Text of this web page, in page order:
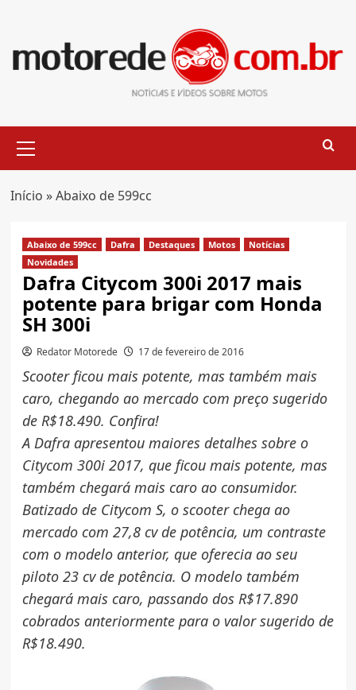
content
Menu
Início »Abaixo de 599cc
Abaixo de 599cc Dafra Destaques Motos
Notícias
Novidades
Dafra Citycom 300i 2017 mais
potente para brigar com Honda
SH 300i
Redator Motorede 17 de fevereiro de 2016
Scooter ficou mais potente, mas também mais
caro, chegando ao mercado com preço sugerido
de R$18.490. Confira!
A Dafra apresentou maiores detalhes sobre o
Citycom 300i 2017, que ficou mais potente, mas
também chegará mais caro ao consumidor.
Batizado de Citycom S, o scooter chega ao
mercado com 27,8 cv de potência, um contraste
com o modelo anterior, que oferecia ao seu
piloto 23 cv de potência. O modelo também
chegará mais caro, passando dos R$17.890
cobrados anteriormente para o valor sugerido de
R$18.490.